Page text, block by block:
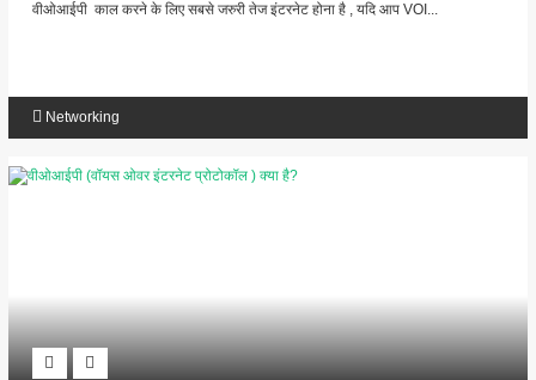
वीओआईपी काल करने के लिए सबसे जरुरी तेज इंटरनेट होना है , यदि आप VOI...
Networking